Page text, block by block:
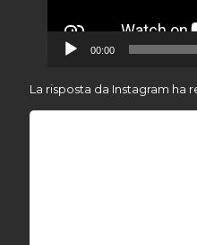
00:00
La risposta da Instagram ha